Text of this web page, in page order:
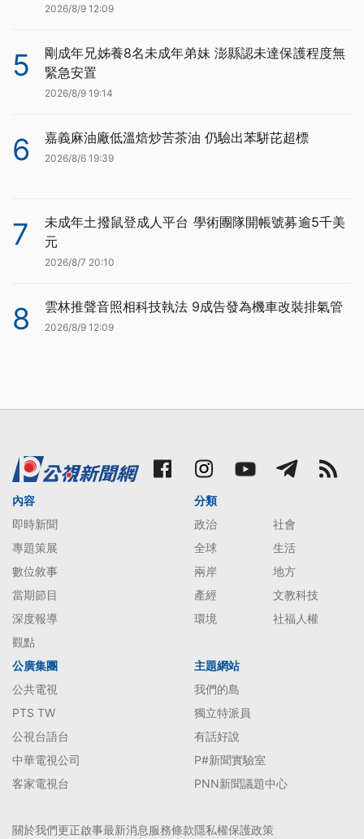
2026/8/9 12:09
5
剛成年兄姊養8名未成年弟妹 澎縣認未達保護程度無
緊急安置
2026/8/9 19:14
6 嘉義麻油廠低溫焙炒苦茶油 仍驗出苯駢芘超標
2026/8/6 19:39
7
未成年土撥鼠登成人平台 學術團隊開帳號募逾5千美
元
2026/8/7 20:10
8 雲林推聲音照相科技執法 9成告發為機車改裝排氣管
2026/8/9 12:09
內容
即時新聞
專題策展
數位敘事
當期節目
深度報導
觀點
分類
政治
社會
全球
生活
兩岸
地方
產經
文教科技
環境
社福人權
公廣集團
公共電視
PTS TW
公視台語台
中華電視公司
客家電視台
主題網站
我們的島
獨立特派員
有話好說
P#新聞實驗室
PNN新聞議題中心
關於我們更正啟事最新消息服務條款隱私權保護政策